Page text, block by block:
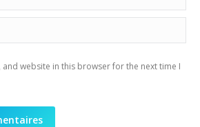
and website in this browser for the next time I